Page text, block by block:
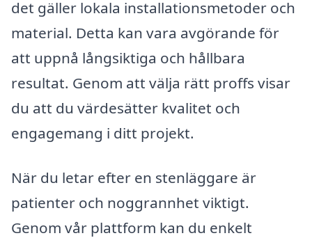
det gäller lokala installationsmetoder och
material. Detta kan vara avgörande för
att uppnå långsiktiga och hållbara
resultat. Genom att välja rätt proffs visar
du att du värdesätter kvalitet och
engagemang i ditt projekt.
När du letar efter en stenläggare är
patienter och noggrannhet viktigt.
Genom vår plattform kan du enkelt